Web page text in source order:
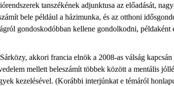
tanszékének adjunktusa az előadását,
bele például a házimunka, és az otthoni
gondoskodóbban kellene gondolkodni, példaként
akkori francia elnök a 2008-as válság
mellett beleszámít többek között a mentális
kezelésével. (Korábbi interjúnkat e témáról